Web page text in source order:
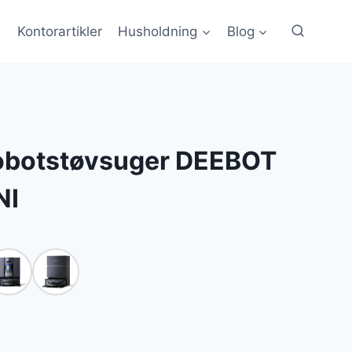
Kontorartikler Husholdning Blog
DEEBOT